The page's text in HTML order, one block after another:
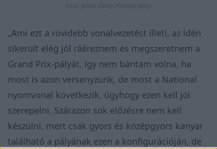
„Ami ezt a rövidebb vonalvezetést illeti, az idén
sikerült elég jól ráéreznem és megszeretnem a
Grand Prix-pályát, így nem bántam volna, ha
most is azon versenyzünk, de most a National
nyomvonal következik, úgyhogy ezen kell jól
szerepelni. Szárazon sok előzésre nem kell
készülni, mert csak gyors és középgyors kanyar
található a pályának ezen a konfigurációján, de